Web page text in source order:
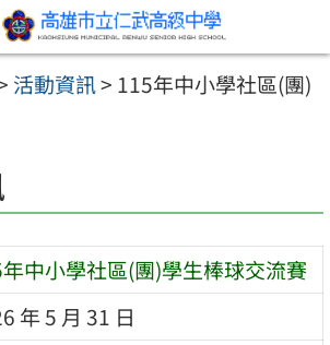
活動資訊> 115年中小學社區(團)
中小學社區(團)學生棒球交流賽
年 5 月 31 日